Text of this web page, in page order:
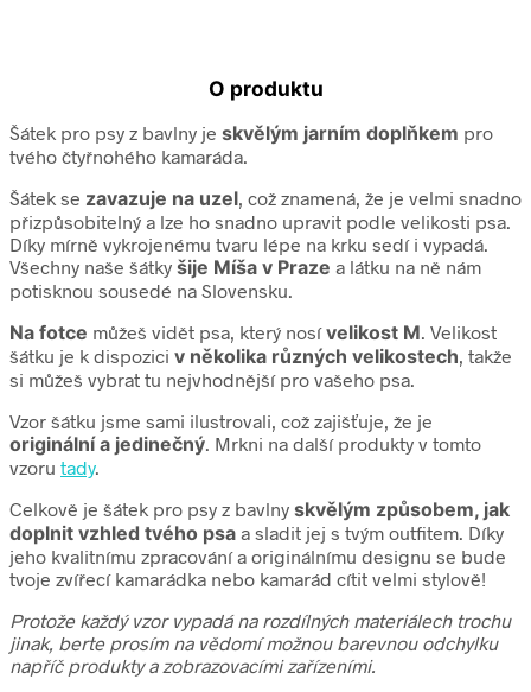
O produktu
Šátek pro psy z bavlny je skvělým jarním doplňkem pro
tvého čtyřnohého kamaráda.
Šátek se zavazuje na uzel, což znamená, že je velmi snadno
přizpůsobitelný a lze ho snadno upravit podle velikosti psa.
Díky mírně vykrojenému tvaru lépe na krku sedí i vypadá.
Všechny naše šátky šije Míša v Praze a látku na ně nám
potisknou sousedé na Slovensku.
Na fotce můžeš vidět psa, který nosívelikost M. Velikost
šátku je k dispozici v několika různých velikostech, takže
si můžeš vybrat tu nejvhodnější pro vašeho psa.
Vzor šátku jsme sami ilustrovali, což zajišťuje, že je
originální a jedinečný. Mrkni na další produkty v tomto
vzoru tady.
Celkově je šátek pro psy z bavlny skvělým způsobem, jak
doplnit vzhled tvého psa a sladit jej s tvým outfitem. Díky
jeho kvalitnímu zpracování a originálnímu designu se bude
tvoje zvířecí kamarádka nebo kamarád cítit velmi stylově!
Protože každý vzor vypadá na rozdílných materiálech trochu
jinak, berte prosím na vědomí možnou barevnou odchylku
napříč produkty a zobrazovacími zařízeními.